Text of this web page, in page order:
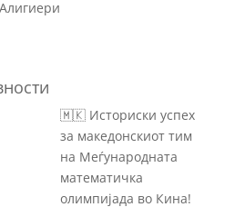
🇲🇰 Историски успех
за македонскиот тим
на Меѓународната
математичка
олимпијада во Кина!